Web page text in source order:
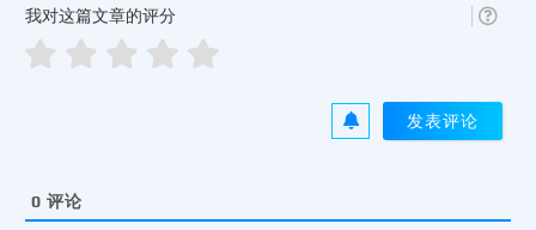
我对这篇文章的评分
0 评论